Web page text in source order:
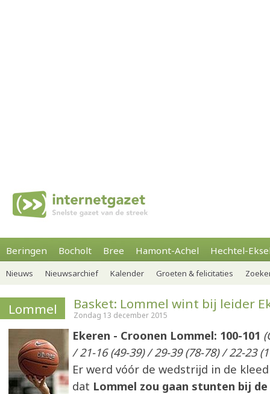
Beringen Bocholt Bree Hamont-Achel Hechtel-
Nieuws Nieuwsarchief Kalender Groeten & felicitaties
Lommel Basket: Lommel wint bij leider
Zondag 13 december 2015
Ekeren - Croonen Lommel: 100-101
/ 21-16 (49-39) / 29-39 (78-78) / 22-23
Er werd vóór de wedstrijd in de
dat Lommel zou gaan stunten bij